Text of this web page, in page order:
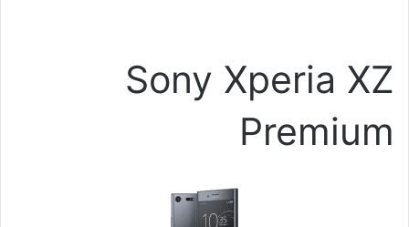
Sony Xperia XZ
Premium